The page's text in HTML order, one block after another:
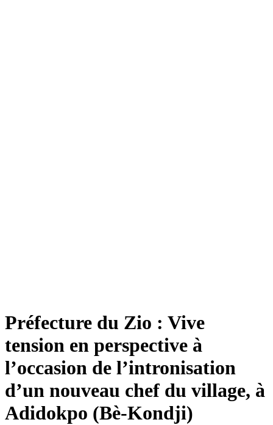
Préfecture du Zio : Vive
tension en perspective à
l’occasion de l’intronisation
d’un nouveau chef du village, à
Adidokpo (Bè-Kondji)